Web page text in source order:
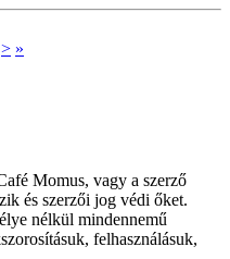
> »
Momus, vagy a szerző
és szerzői jog védi őket.
nélkül mindennemű
felhasználásuk,